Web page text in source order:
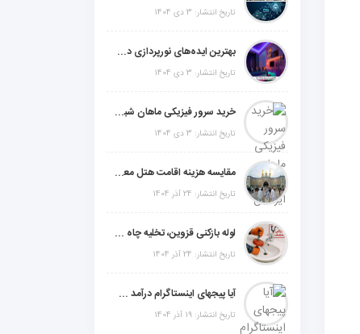
تاریخ انتشار: 3 دی 1404
بهترین ایده‌های نورپردازی دکوراتیو با ال ای دی برای منزل، فروشگاه و دفتر کار
تاریخ انتشار: 3 دی 1404
خرید سرور فیزیکی ماهان شبکه ایرانیان
تاریخ انتشار: 3 دی 1404
مقایسه هزینه اقامت هتل معمولی، میان‌رده یا 5 ستاره در سفر زیارتی عراق
تاریخ انتشار: 24 آذر 1404
لوله بازکنی قزوین، تخلیه چاه و خدمات تخصصی لوله‌کشی و تشخیص ترکیدگی
تاریخ انتشار: 24 آذر 1404
آیا پیجهای اینستاگرام درآمد دارند؟ راز موفقیت با استراتژی هوشمندانه
تاریخ انتشار: 19 آذر 1404